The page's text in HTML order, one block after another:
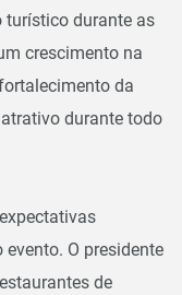
durante as
crescimento na
da
durante todo
O presidente
de